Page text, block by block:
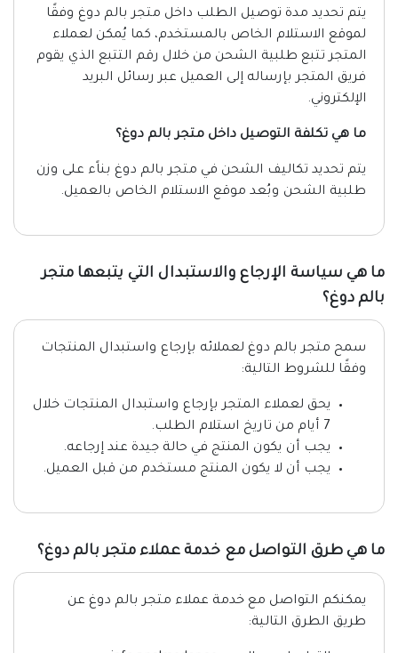
يتم تحديد مدة توصيل الطلب داخل متجر بالم دوغ وفقًا
لموقع الاستلام الخاص بالمستخدم، كما يُمكن لعملاء
المتجر تتبع طلبية الشحن من خلال رقم التتبع الذي يقوم
فريق المتجر بإرساله إلى العميل عبر رسائل البريد
الإلكتروني.
ما هي تكلفة التوصيل داخل متجر بالم دوغ؟
يتم تحديد تكاليف الشحن في متجر بالم دوغ بناًء على وزن
طلبية الشحن وبُعد موقع الاستلام الخاص بالعميل.
ما هي سياسة الإرجاع والاستبدال التي يتبعها متجر
بالم دوغ؟
سمح متجر بالم دوغ لعملائه بإرجاع واستبدال المنتجات
وفقًا للشروط التالية:
يحق لعملاء المتجر بإرجاع واستبدال المنتجات خلال
7 أيام من تاريخ استلام الطلب.
يجب أن يكون المنتج في حالة جيدة عند إرجاعه.
يجب أن لا يكون المنتج مستخدم من قبل العميل.
ما هي طرق التواصل مع خدمة عملاء متجر بالم دوغ؟
يمكنكم التواصل مع خدمة عملاء متجر بالم دوغ عن
طريق الطرق التالية: